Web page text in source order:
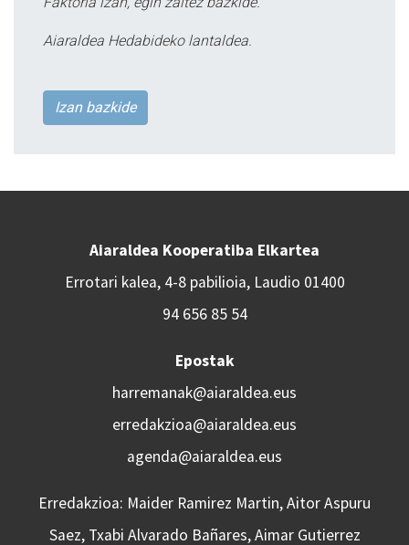
Aiaraldea Hedabideko lantaldea.
Izan bazkide
Aiaraldea Kooperatiba Elkartea
Errotari kalea, 4-8 pabilioia, Laudio 01400
94 656 85 54
Epostak
harremanak@aiaraldea.eus
erredakzioa@aiaraldea.eus
agenda@aiaraldea.eus
Erredakzioa: Maider Ramirez Martin, Aitor Aspuru
Saez, Txabi Alvarado Bañares, Aimar Gutierrez